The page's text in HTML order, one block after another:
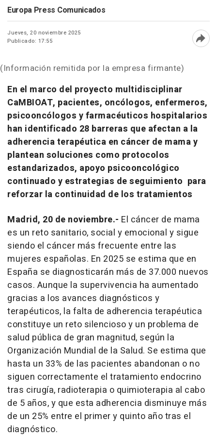
Europa Press Comunicados
Jueves, 20 noviembre 2025
Publicado: 17:55
(Información remitida por la empresa firmante)
En el marco del proyecto multidisciplinar
CaMBIOAT, pacientes, oncólogos, enfermeros,
psicooncólogos y farmacéuticos hospitalarios
han identificado 28 barreras que afectan a la
adherencia terapéutica en cáncer de mama y
plantean soluciones como protocolos
estandarizados, apoyo psicooncológico
continuado y estrategias de seguimiento para
reforzar la continuidad de los tratamientos
Madrid, 20 de noviembre.- El cáncer de mama
es un reto sanitario, social y emocional y sigue
siendo el cáncer más frecuente entre las
mujeres españolas. En 2025 se estima que en
España se diagnosticarán más de 37.000 nuevos
casos. Aunque la supervivencia ha aumentado
gracias a los avances diagnósticos y
terapéuticos, la falta de adherencia terapéutica
constituye un reto silencioso y un problema de
salud pública de gran magnitud, según la
Organización Mundial de la Salud. Se estima que
hasta un 33% de las pacientes abandonan o no
siguen correctamente el tratamiento endocrino
tras cirugía, radioterapia o quimioterapia al cabo
de 5 años, y que esta adherencia disminuye más
de un 25% entre el primer y quinto año tras el
diagnóstico.